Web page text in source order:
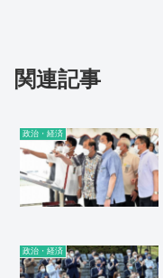
関連記事
政治・経済
政治・経済